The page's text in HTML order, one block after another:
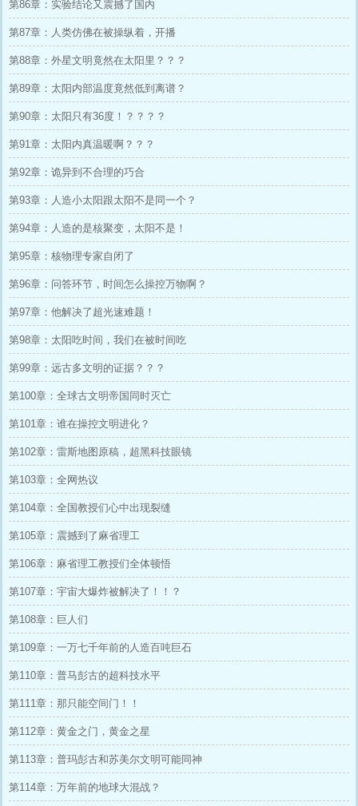
第86章：实验结论又震撼了国内
第87章：人类仿佛在被操纵着，开播
第88章：外星文明竟然在太阳里？？？
第89章：太阳内部温度竟然低到离谱？
第90章：太阳只有36度！？？？？
第91章：太阳内真温暖啊？？？
第92章：诡异到不合理的巧合
第93章：人造小太阳跟太阳不是同一个？
第94章：人造的是核聚变，太阳不是！
第95章：核物理专家自闭了
第96章：问答环节，时间怎么操控万物啊？
第97章：他解决了超光速难题！
第98章：太阳吃时间，我们在被时间吃
第99章：远古多文明的证据？？？
第100章：全球古文明帝国同时灭亡
第101章：谁在操控文明进化？
第102章：雷斯地图原稿，超黑科技眼镜
第103章：全网热议
第104章：全国教授们心中出现裂缝
第105章：震撼到了麻省理工
第106章：麻省理工教授们全体顿悟
第107章：宇宙大爆炸被解决了！！？
第108章：巨人们
第109章：一万七千年前的人造百吨巨石
第110章：普马彭古的超科技水平
第111章：那只能空间门！！
第112章：黄金之门，黄金之星
第113章：普玛彭古和苏美尔文明可能同神
第114章：万年前的地球大混战？